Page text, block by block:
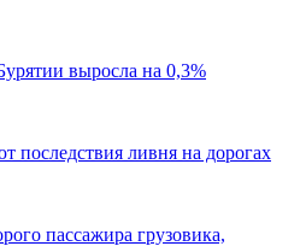
выросла на 0,3%
последствия ливня на дорогах
пассажира грузовика,